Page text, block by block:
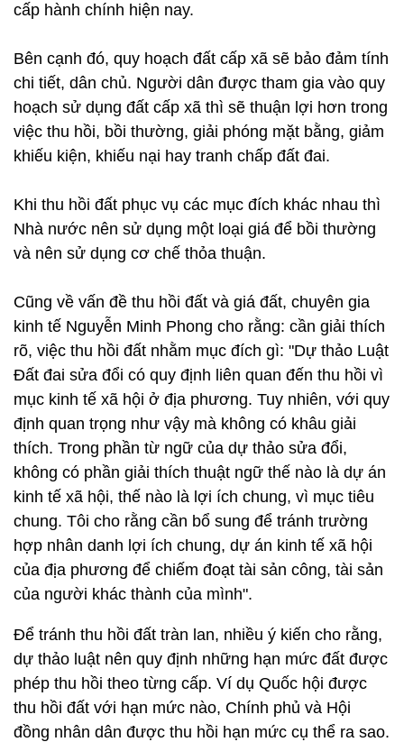
cấp hành chính hiện nay.
Bên cạnh đó, quy hoạch đất cấp xã sẽ bảo đảm tính
chi tiết, dân chủ. Người dân được tham gia vào quy
hoạch sử dụng đất cấp xã thì sẽ thuận lợi hơn trong
việc thu hồi, bồi thường, giải phóng mặt bằng, giảm
khiếu kiện, khiếu nại hay tranh chấp đất đai.
Khi thu hồi đất phục vụ các mục đích khác nhau thì
Nhà nước nên sử dụng một loại giá để bồi thường
và nên sử dụng cơ chế thỏa thuận.
Cũng về vấn đề thu hồi đất và giá đất, chuyên gia
kinh tế Nguyễn Minh Phong cho rằng: cần giải thích
rõ, việc thu hồi đất nhằm mục đích gì: "Dự thảo Luật
Đất đai sửa đổi có quy định liên quan đến thu hồi vì
mục kinh tế xã hội ở địa phương. Tuy nhiên, với quy
định quan trọng như vậy mà không có khâu giải
thích. Trong phần từ ngữ của dự thảo sửa đổi,
không có phần giải thích thuật ngữ thế nào là dự án
kinh tế xã hội, thế nào là lợi ích chung, vì mục tiêu
chung. Tôi cho rằng cần bổ sung để tránh trường
hợp nhân danh lợi ích chung, dự án kinh tế xã hội
của địa phương để chiếm đoạt tài sản công, tài sản
của người khác thành của mình".
Để tránh thu hồi đất tràn lan, nhiều ý kiến cho rằng,
dự thảo luật nên quy định những hạn mức đất được
phép thu hồi theo từng cấp. Ví dụ Quốc hội được
thu hồi đất với hạn mức nào, Chính phủ và Hội
đồng nhân dân được thu hồi hạn mức cụ thể ra sao.